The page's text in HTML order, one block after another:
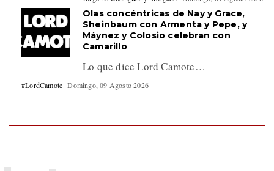
Olas concéntricas de Nay y Grace,
Sheinbaum con Armenta y Pepe, y
Máynez y Colosio celebran con
Camarillo
Lo que dice Lord Camote…
#LordCamote Domingo, 09 Agosto 2026